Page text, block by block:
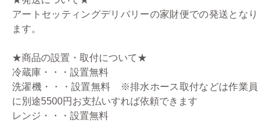
アートセッティングデリバリーの家財便での発送となり
ます。
★商品の設置・取付について★
冷蔵庫・・・設置無料
洗濯機・・・設置無料 ※排水ホース取付などは作業員
に別途5500円お支払いすれば依頼できます
レンジ・・・設置無料